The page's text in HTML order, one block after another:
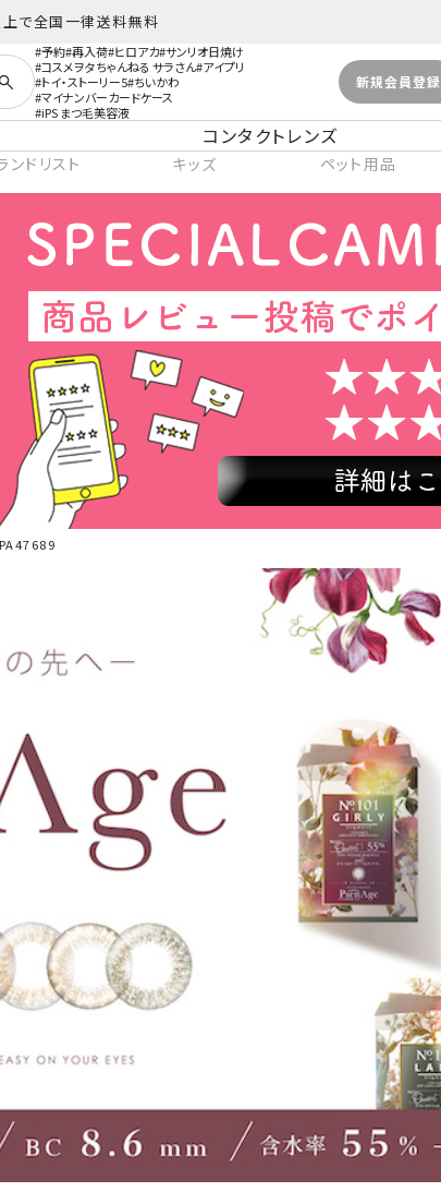
で全国一律送料無料
予約 再入荷 ヒロアカ サンリオ日焼け
コスメヲタちゃんねる サラさん アイプリ
トイ・ストーリー5 ちいかわ
マイナンバーカードケース
iPS まつ毛美容液
新規会員登録
コンタクトレンズ
ンドリスト キッズ ペット用品